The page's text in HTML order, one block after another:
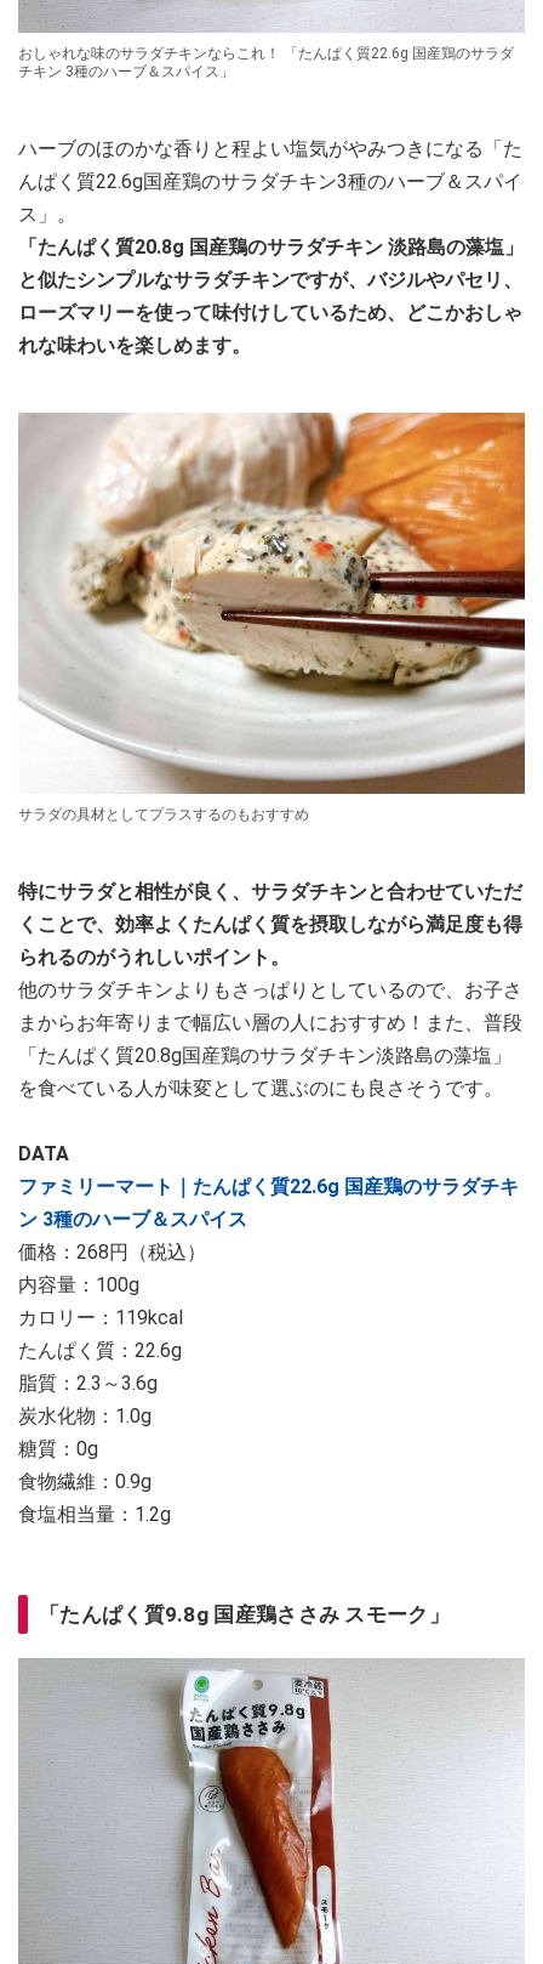
おしゃれな味のサラダチキンならこれ！ 「たんぱく質22.6g 国産鶏のサラダ
チキン 3種のハーブ＆スパイス」
ハーブのほのかな香りと程よい塩気がやみつきになる「た
んぱく質22.6g国産鶏のサラダチキン3種のハーブ＆スパイ
ス」。
「たんぱく質20.8g 国産鶏のサラダチキン 淡路島の藻塩」
と似たシンプルなサラダチキンですが、バジルやパセリ、
ローズマリーを使って味付けしているため、どこかおしゃ
れな味わいを楽しめます。
サラダの具材としてプラスするのもおすすめ
特にサラダと相性が良く、サラダチキンと合わせていただ
くことで、効率よくたんぱく質を摂取しながら満足度も得
られるのがうれしいポイント。
他のサラダチキンよりもさっぱりとしているので、お子さ
まからお年寄りまで幅広い層の人におすすめ！また、普段
「たんぱく質20.8g国産鶏のサラダチキン淡路島の藻塩」
を食べている人が味変として選ぶのにも良さそうです。
DATA
ファミリーマート｜たんぱく質22.6g 国産鶏のサラダチキ
ン 3種のハーブ＆スパイス
価格：268円（税込）
内容量：100g
カロリー：119kcal
たんぱく質：22.6g
脂質：2.3～3.6g
炭水化物：1.0g
糖質：0g
食物繊維：0.9g
食塩相当量：1.2g
「たんぱく質9.8g 国産鶏ささみ スモーク」